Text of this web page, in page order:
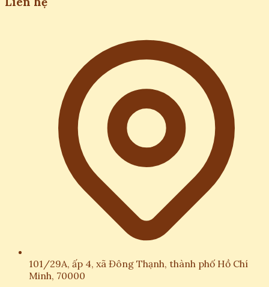
101/29A, ấp 4, xã Đông Thạnh, thành phố Hồ Chí
Minh, 70000